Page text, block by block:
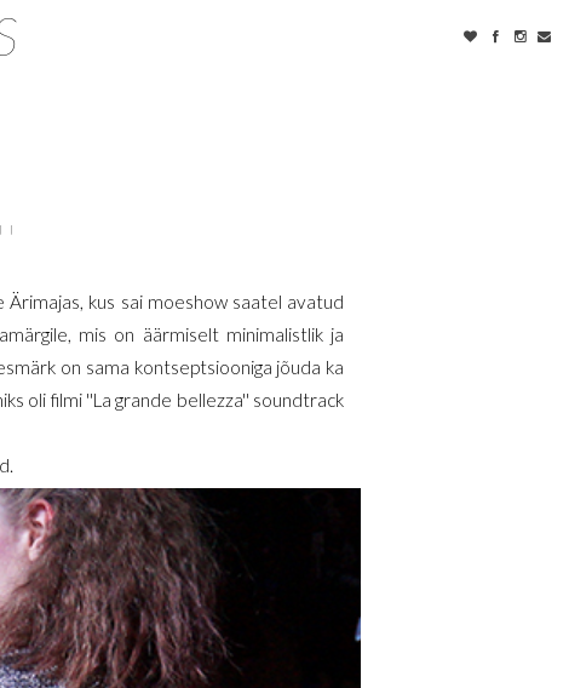
kus sai moeshow saatel avatud
mis on äärmiselt minimalistlik ja
on sama kontseptsiooniga jõuda ka
oli filmi ''La grande bellezza'' soundtrack